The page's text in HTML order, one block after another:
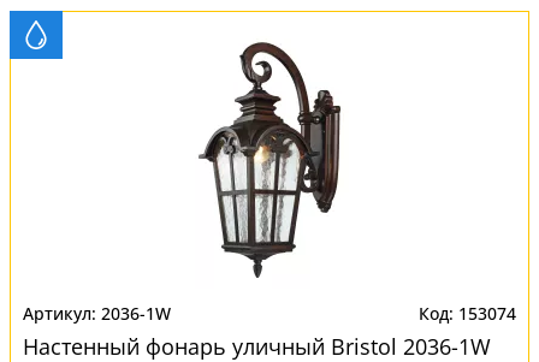
2036-1W 153074
Настенный фонарь уличный Bristol 2036-1W